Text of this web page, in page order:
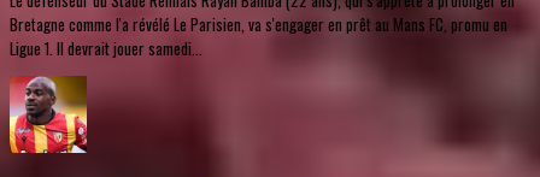
Bretagne comme l'a révélé Le Parisien, va s'engager en prêt au Mans FC, promu en
Ligue 1. Il devrait jouer samedi...